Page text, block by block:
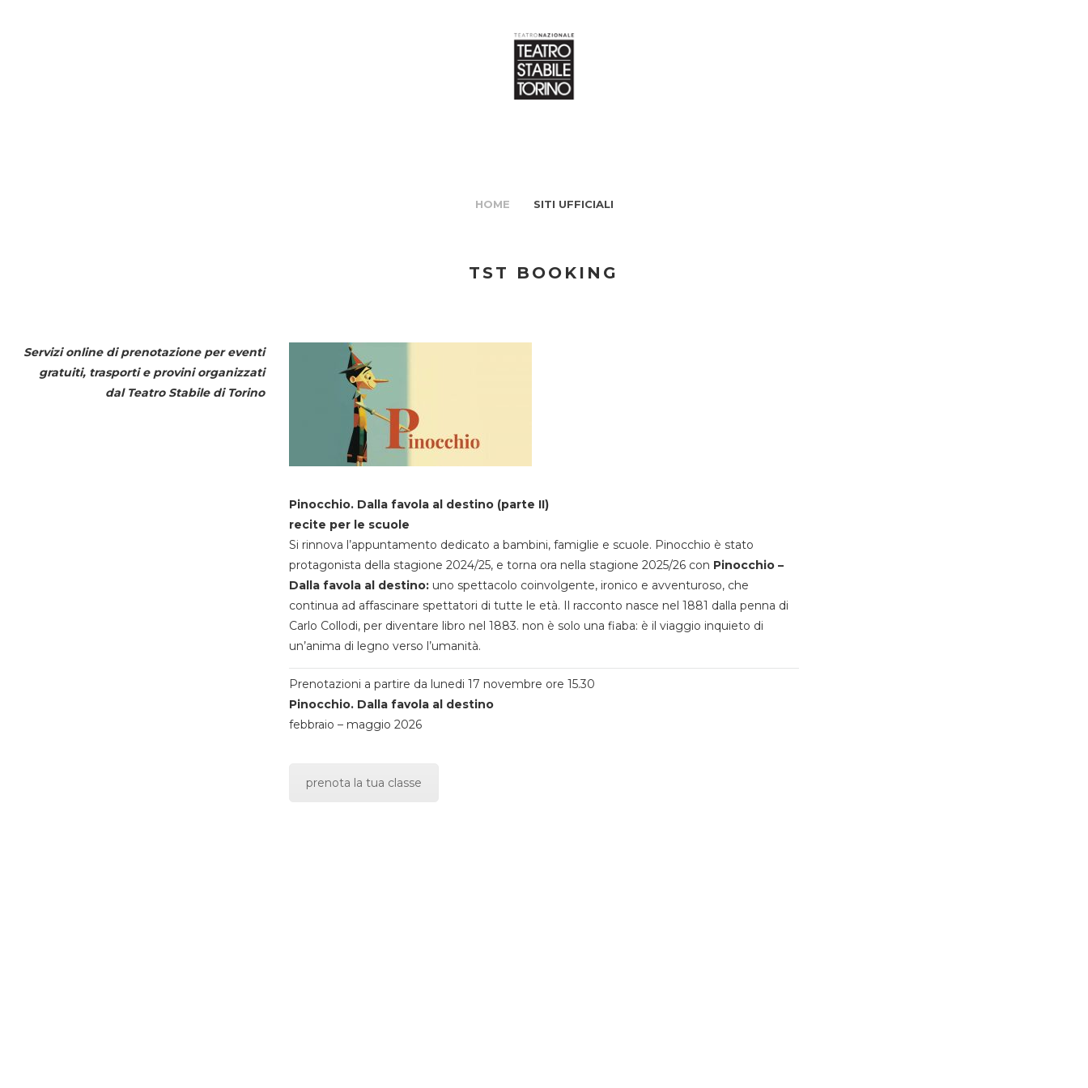
HOME SITI UFFICIALI
TST BOOKING
Servizi online di prenotazione per eventi
gratuiti, trasporti e provini organizzati
dal Teatro Stabile di Torino
Pinocchio. Dalla favola al destino (parte II)
recite per le scuole
Si rinnova l’appuntamento dedicato a bambini, famiglie e scuole. Pinocchio è stato
protagonista della stagione 2024/25, e torna ora nella stagione 2025/26 con Pinocchio –
Dalla favola al destino:uno spettacolo coinvolgente, ironico e avventuroso, che
continua ad affascinare spettatori di tutte le età. Il racconto nasce nel 1881 dalla penna di
Carlo Collodi, per diventare libro nel 1883. non è solo una fiaba: è il viaggio inquieto di
un’anima di legno verso l’umanità.
Prenotazioni a partire da lunedi 17 novembre ore 15.30
Pinocchio. Dalla favola al destino
febbraio – maggio 2026
prenota la tua classe